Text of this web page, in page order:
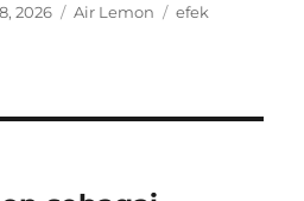
2026 Categories
Air Lemon Tags
efek